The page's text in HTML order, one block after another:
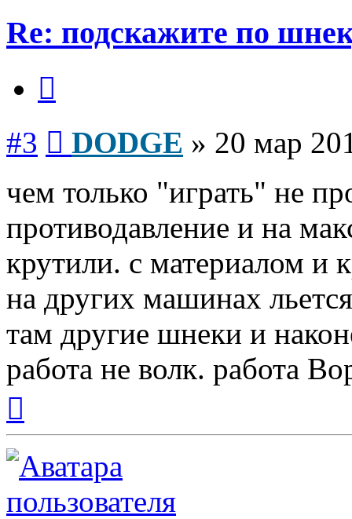
Re: подскажите по
#3 DODGE » 20 мар
чем только "играть" не
противодавление и на
крутили. с материалом и
на других машинах
там другие шнеки и
работа не волк. работа
началу